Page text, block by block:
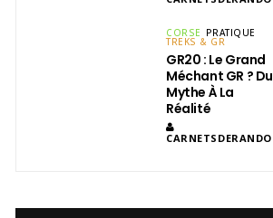
CORSE PRATIQUE
TREKS & GR
GR20 : Le Grand
Méchant GR ? Du
Mythe À La
Réalité
CARNETSDERANDO